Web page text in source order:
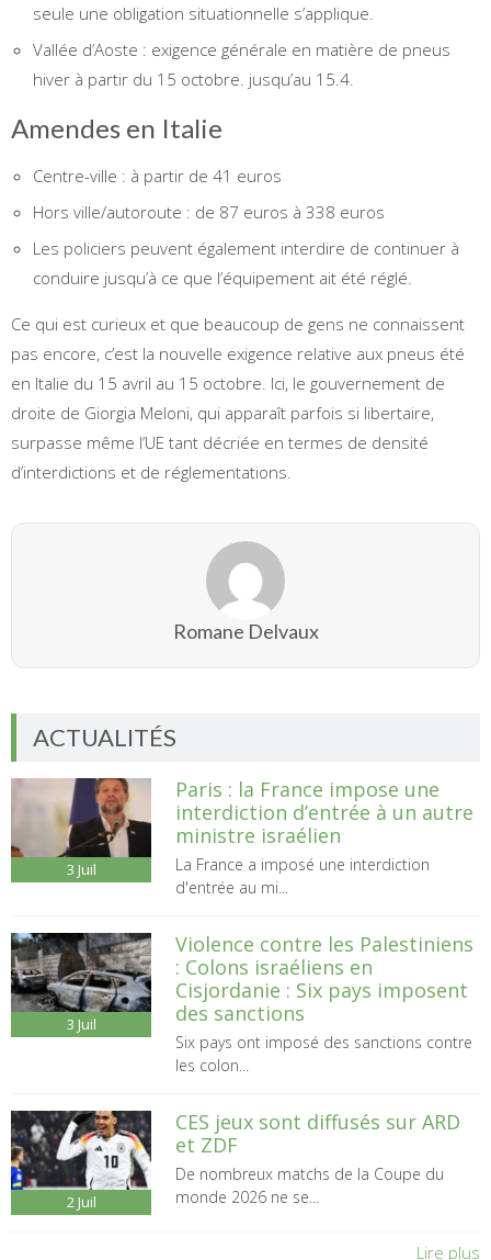
seule une obligation situationnelle s’applique.
Vallée d’Aoste : exigence générale en matière de pneus
hiver à partir du 15 octobre. jusqu’au 15.4.
Amendes en Italie
Centre-ville : à partir de 41 euros
Hors ville/autoroute : de 87 euros à 338 euros
Les policiers peuvent également interdire de continuer à
conduire jusqu’à ce que l’équipement ait été réglé.
Ce qui est curieux et que beaucoup de gens ne connaissent
pas encore, c’est la nouvelle exigence relative aux pneus été
en Italie du 15 avril au 15 octobre. Ici, le gouvernement de
droite de Giorgia Meloni, qui apparaît parfois si libertaire,
surpasse même l’UE tant décriée en termes de densité
d’interdictions et de réglementations.
Romane Delvaux
ACTUALITÉS
3 Juil
Paris : la France impose une
interdiction d’entrée à un autre
ministre israélien
La France a imposé une interdiction
d'entrée au mi...
3 Juil
Violence contre les Palestiniens
: Colons israéliens en
Cisjordanie : Six pays imposent
des sanctions
Six pays ont imposé des sanctions contre
les colon...
2 Juil
CES jeux sont diffusés sur ARD
et ZDF
De nombreux matchs de la Coupe du
monde 2026 ne se...
Lire plus